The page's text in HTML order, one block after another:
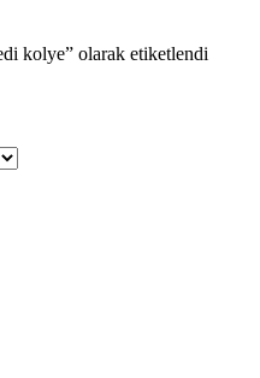
kolye” olarak etiketlendi